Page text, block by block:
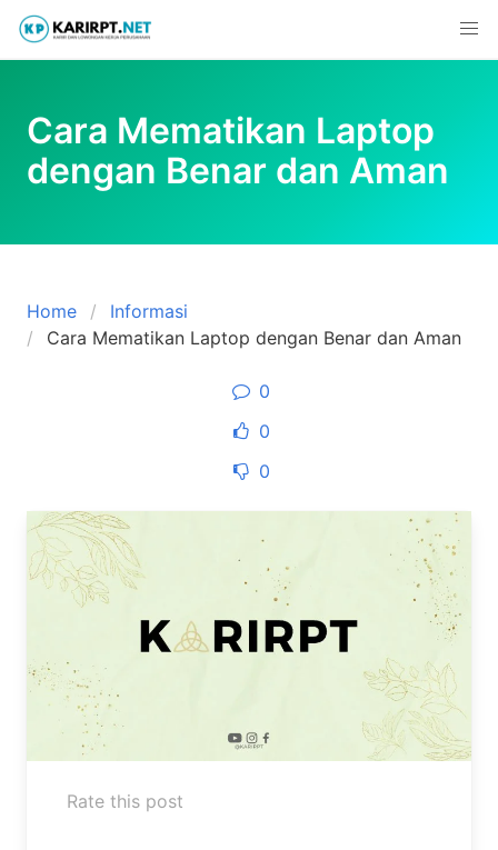
Skip
content
Cara Mematikan Laptop
dengan Benar dan Aman
Home
Informasi
Cara Mematikan Laptop dengan Benar dan Aman
0
0
0
Rate this post